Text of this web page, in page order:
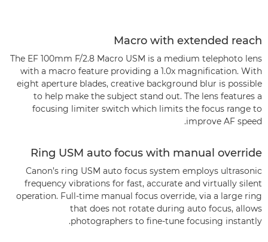
Macro with extended reach
The EF 100mm F/2.8 Macro USM is a medium telephoto lens
with a macro feature providing a 1.0x magnification. With
eight aperture blades, creative background blur is possible
to help make the subject stand out. The lens features a
focusing limiter switch which limits the focus range to
improve AF speed.
Ring USM auto focus with manual override
Canon’s ring USM auto focus system employs ultrasonic
frequency vibrations for fast, accurate and virtually silent
operation. Full-time manual focus override, via a large ring
that does not rotate during auto focus, allows
photographers to fine-tune focusing instantly.